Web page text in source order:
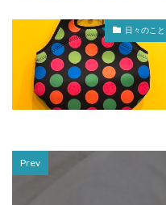
日々のこと
Prev